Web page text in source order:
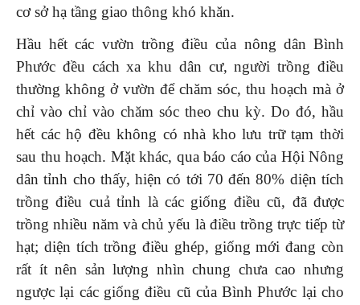
cơ sở hạ tầng giao thông khó khăn.
Hầu hết các vườn trồng điều của nông dân Bình
Phước đều cách xa khu dân cư, người trồng điều
thường không ở vườn để chăm sóc, thu hoạch mà ở
chỉ vào chỉ vào chăm sóc theo chu kỳ. Do đó, hầu
hết các hộ đều không có nhà kho lưu trữ tạm thời
sau thu hoạch. Mặt khác, qua báo cáo của Hội Nông
dân tỉnh cho thấy, hiện có tới 70 đến 80% diện tích
trồng điều cuả tỉnh là các giống điều cũ, đã được
trồng nhiều năm và chủ yếu là điều trồng trực tiếp từ
hạt; diện tích trồng điều ghép, giống mới đang còn
rất ít nên sản lượng nhìn chung chưa cao nhưng
ngược lại các giống điều cũ của Bình Phước lại cho